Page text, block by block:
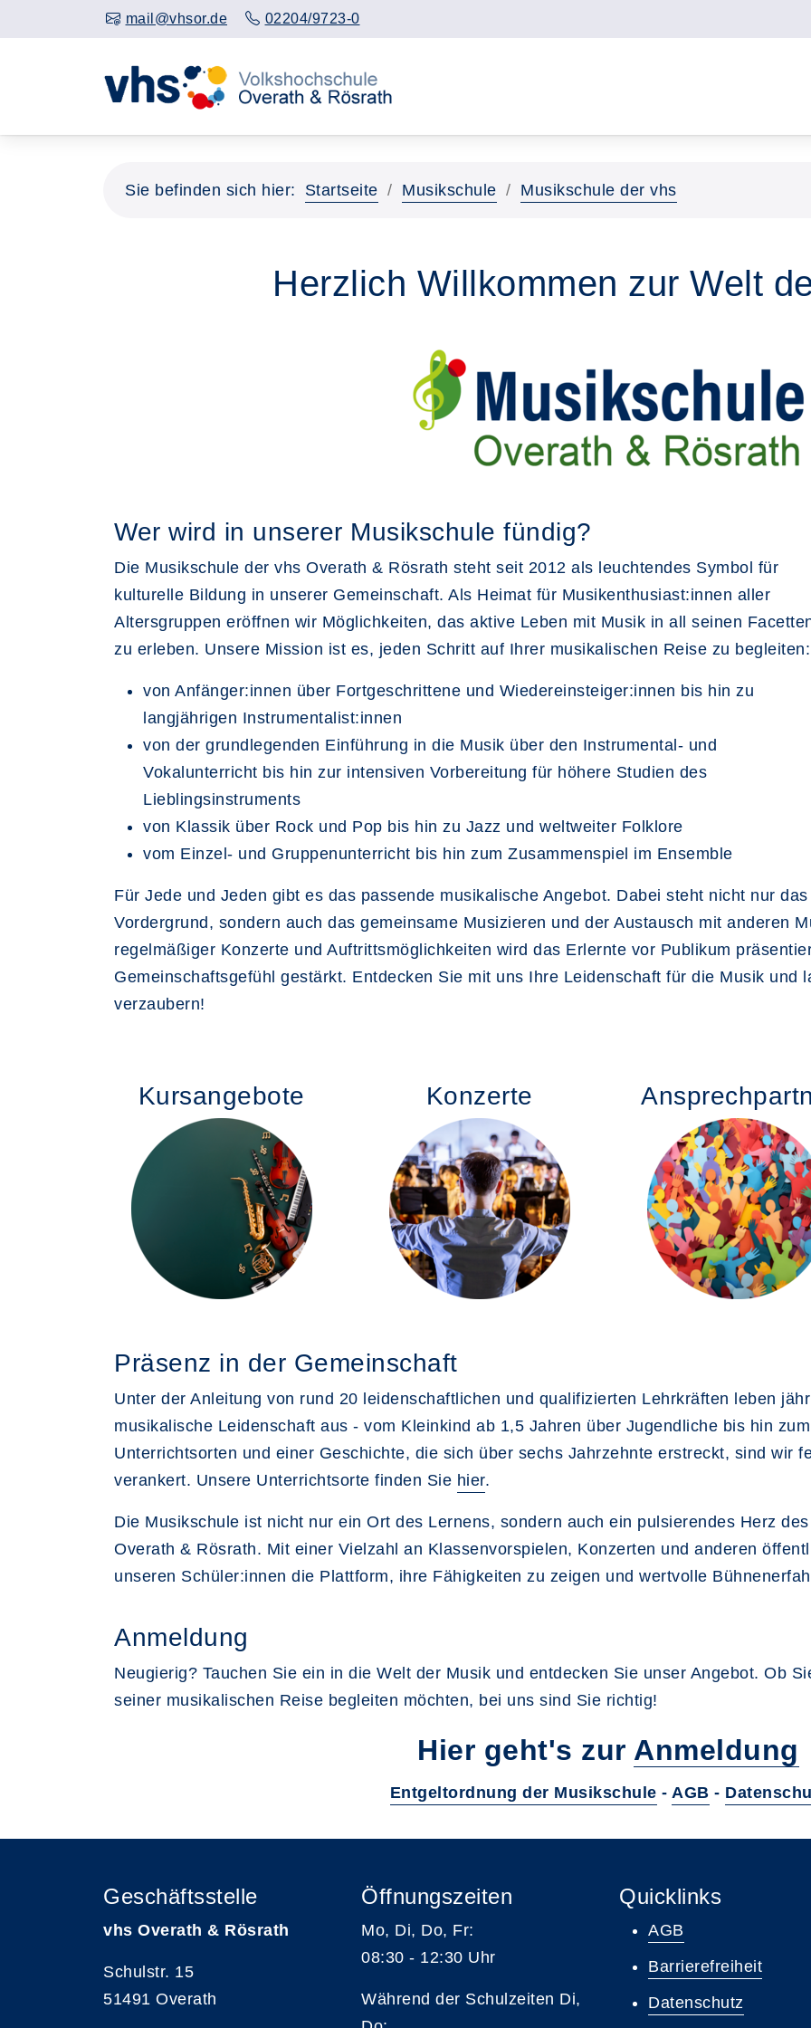
mail@vhsor.de 02204/9723-0
Sie befinden sich hier: Startseite Musikschule Musikschule der vhs
Herzlich Willkommen zur Welt
Wer wird in unserer Musikschule fündig?
Die Musikschule der vhs Overath & Rösrath steht seit 2012 als leuchtendes Symbol für
kulturelle Bildung in unserer Gemeinschaft. Als Heimat für Musikenthusiast:innen aller
Altersgruppen eröffnen wir Möglichkeiten, das aktive Leben mit Musik in all seinen
zu erleben. Unsere Mission ist es, jeden Schritt auf Ihrer musikalischen Reise zu begleiten:
von Anfänger:innen über Fortgeschrittene und Wiedereinsteiger:innen bis hin zu
langjährigen Instrumentalist:innen
von der grundlegenden Einführung in die Musik über den Instrumental- und
Vokalunterricht bis hin zur intensiven Vorbereitung für höhere Studien des
Lieblingsinstruments
von Klassik über Rock und Pop bis hin zu Jazz und weltweiter Folklore
vom Einzel- und Gruppenunterricht bis hin zum Zusammenspiel im Ensemble
Für Jede und Jeden gibt es das passende musikalische Angebot. Dabei steht nicht nur
Vordergrund, sondern auch das gemeinsame Musizieren und der Austausch mit anderen
regelmäßiger Konzerte und Auftrittsmöglichkeiten wird das Erlernte vor Publikum
Gemeinschaftsgefühl gestärkt. Entdecken Sie mit uns Ihre Leidenschaft für die Musik und
verzaubern!
Kursangebote Konzerte
Präsenz in der Gemeinschaft
Unter der Anleitung von rund 20 leidenschaftlichen und qualifizierten Lehrkräften leben
musikalische Leidenschaft aus - vom Kleinkind ab 1,5 Jahren über Jugendliche bis hin
Unterrichtsorten und einer Geschichte, die sich über sechs Jahrzehnte erstreckt, sind wir
verankert. Unsere Unterrichtsorte finden Sie hier.
Die Musikschule ist nicht nur ein Ort des Lernens, sondern auch ein pulsierendes Herz
Overath & Rösrath. Mit einer Vielzahl an Klassenvorspielen, Konzerten und anderen
unseren Schüler:innen die Plattform, ihre Fähigkeiten zu zeigen und wertvolle
Anmeldung
Neugierig? Tauchen Sie ein in die Welt der Musik und entdecken Sie unser Angebot. Ob
seiner musikalischen Reise begleiten möchten, bei uns sind Sie richtig!
Hier geht's zur Anmeldung
Entgeltordnung der Musikschule - AGB -
Geschäftsstelle
vhs Overath & Rösrath
Schulstr. 15
51491 Overath
Öffnungszeiten
Mo, Di, Do, Fr:
08:30 - 12:30 Uhr
Während der Schulzeiten Di,
Quicklinks
AGB
Barrierefreiheit
Datenschutz